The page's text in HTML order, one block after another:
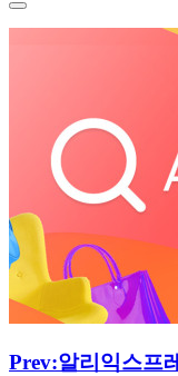
Prev:알리익스프